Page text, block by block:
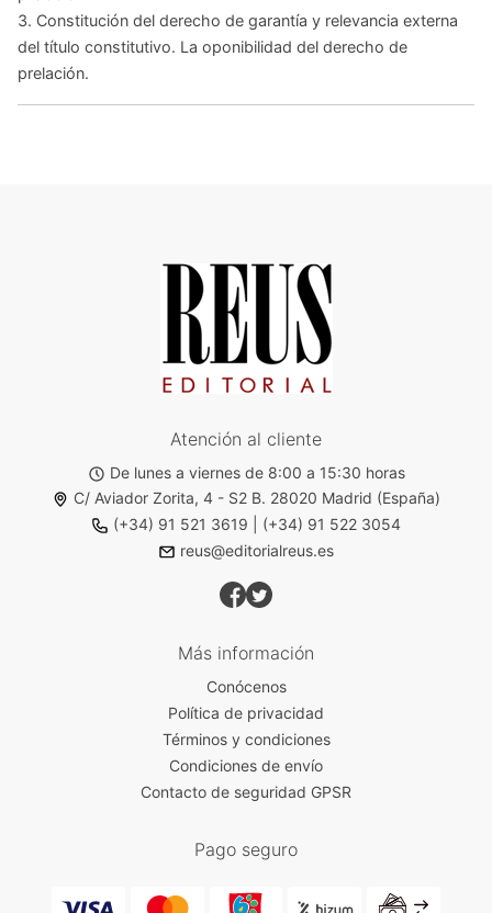
3. Constitución del derecho de garantía y relevancia externa
del título constitutivo. La oponibilidad del derecho de
prelación.
Atención al cliente
De lunes a viernes de 8:00 a 15:30 horas
C/ Aviador Zorita, 4 - S2 B. 28020 Madrid (España)
(+34) 91 521 3619
(+34) 91 522 3054
reus@editorialreus.es
Más información
Conócenos
Política de privacidad
Términos y condiciones
Condiciones de envío
Contacto de seguridad GPSR
Pago seguro